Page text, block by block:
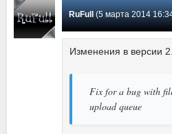
RuFull(5 марта 2014 16:34)
Изменения в версии
Fix for a bug with
upload queue